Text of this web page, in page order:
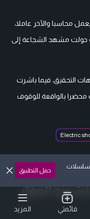
محاسبا والآخر عاملا،
حولت مشهد الشجاعة إلى
التحقيق، فيما باشرت
محضرا بالواقعة للوقوف
Electric
المؤثر
حمل التطبيق
قائمتي المزيد